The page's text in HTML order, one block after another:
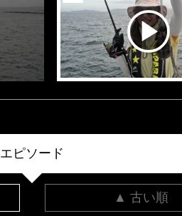
エピソード
▲ 古い順